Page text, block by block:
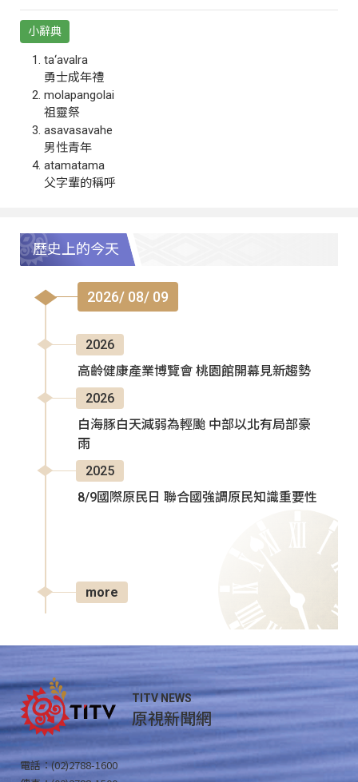
小辭典
ta‘avalra
勇士成年禮
molapangolai
祖靈祭
asavasavahe
男性青年
atamatama
父字輩的稱呼
歷史上的今天
2026/ 08/ 09
2026
高齡健康產業博覽會 桃園館開幕見新趨勢
2026
白海豚白天減弱為輕颱 中部以北有局部豪
雨
2025
8/9國際原民日 聯合國強調原民知識重要性
more
TITV NEWS
原視新聞網
電話：(02)2788-1600